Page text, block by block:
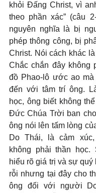
khỏi Đấng Christ, vì
theo phần xác” (câu
nguyên nghĩa là bị
phép thông công, bị
Christ. Nói cách khác
Chắc chắn đây không
đồ Phao-lô ước ao
đến với tâm trí ông.
học, ông biết không
Đức Chúa Trời ban
ông nói lên tấm lòng
Do Thái, là cảm
không phải thần học.
hiểu rõ giá trị và sự
rỗi nhưng tại đây cho
ông đối với người